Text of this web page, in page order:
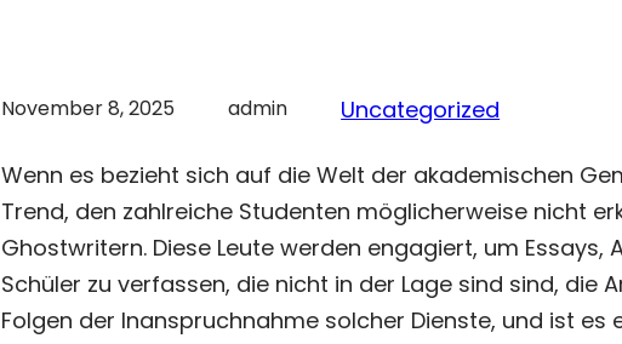
November 8, 2025 admin Uncategorized
Wenn es bezieht sich auf die Welt der akademischen
Trend, den zahlreiche Studenten möglicherweise nicht
Ghostwritern. Diese Leute werden engagiert, um
Schüler zu verfassen, die nicht in der Lage sind sind, die
Folgen der Inanspruchnahme solcher Dienste, und ist es